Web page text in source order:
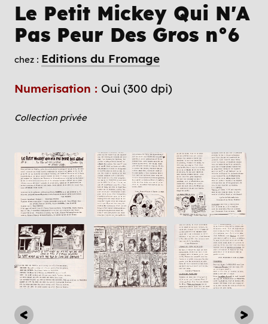
Le Petit Mickey Qui N'A
Pas Peur Des Gros n°6
chez : Editions du Fromage
Numerisation : Oui (300 dpi)
Collection privée